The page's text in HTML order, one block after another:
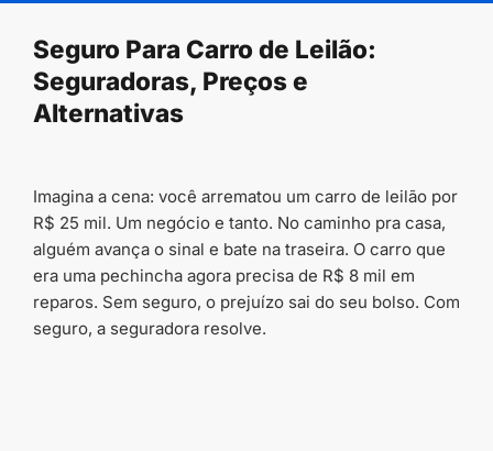
Seguro Para Carro de Leilão:
Seguradoras, Preços e
Alternativas
Imagina a cena: você arrematou um carro de leilão por
R$ 25 mil. Um negócio e tanto. No caminho pra casa,
alguém avança o sinal e bate na traseira. O carro que
era uma pechincha agora precisa de R$ 8 mil em
reparos. Sem seguro, o prejuízo sai do seu bolso. Com
seguro, a seguradora resolve.